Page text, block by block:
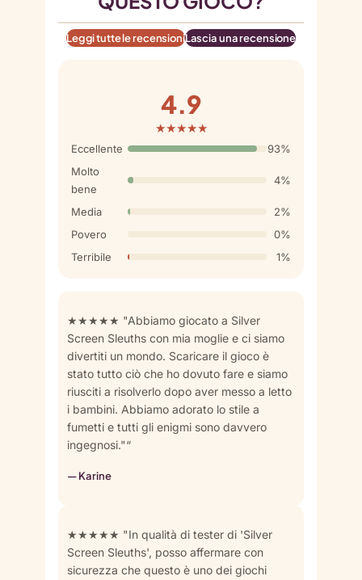
Leggi tutte le recensioniLascia una recensione
4.9
★★★★★
Eccellente
93%
Molto
bene
4%
Media
2%
Povero
0%
Terribile
1%
★★★★★ "Abbiamo giocato a Silver
Screen Sleuths con mia moglie e ci siamo
divertiti un mondo. Scaricare il gioco è
stato tutto ciò che ho dovuto fare e siamo
riusciti a risolverlo dopo aver messo a letto
i bambini. Abbiamo adorato lo stile a
fumetti e tutti gli enigmi sono davvero
ingegnosi."“
— Karine
★★★★★ "In qualità di tester di 'Silver
Screen Sleuths', posso affermare con
sicurezza che questo è uno dei giochi